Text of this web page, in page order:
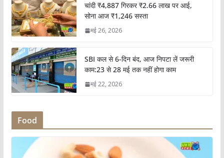
चांदी ₹4,887 गिरकर ₹2.66 लाख पर आई,
सोना आज ₹1,246 सस्ता
मई 26, 2026
SBI कल से 6-दिन बंद, आज निपटा लें जरूरी
काम:23 से 28 मई तक नहीं होगा काम
मई 22, 2026
Food